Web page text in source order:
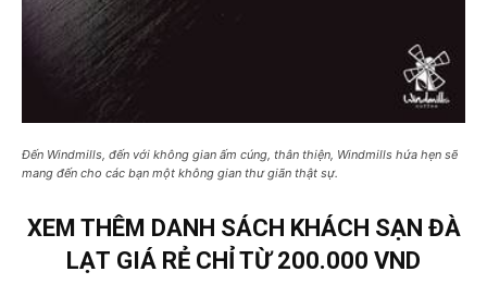
Đến Windmills, đến với không gian ấm cúng, thân thiện, Windmills hứa hẹn sẽ
mang đến cho các bạn một không gian thư giãn thật sự.
XEM THÊM DANH SÁCH KHÁCH SẠN ĐÀ
LẠT GIÁ RẺ CHỈ TỪ 200.000 VND